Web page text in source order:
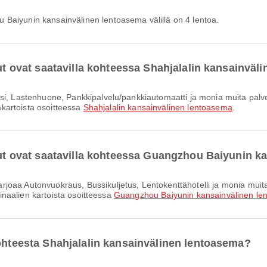
Baiyunin kansainvälinen lentoasema välillä on 4 lentoa.
ovat saatavilla kohteessa Shahjalalin
osoitteessa Shahjalalin kansainvälinen lentoasema
ovat saatavilla kohteessa Guangzhou Baiyunin
kartoista osoitteessa Guangzhou Baiyunin kansainvälinen
Shahjalalin kansainvälinen lentoasema?